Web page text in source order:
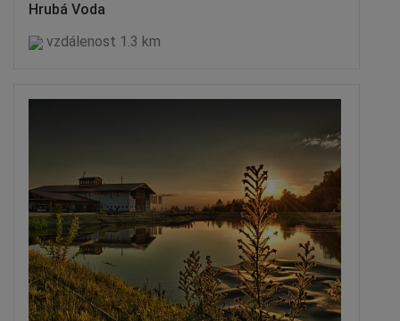
Hrubá Voda
vzdálenost 1.3 km